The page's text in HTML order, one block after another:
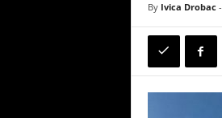
By Ivica Drobac-